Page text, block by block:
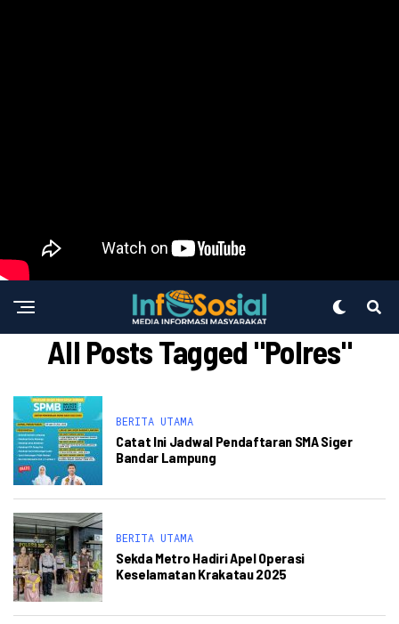
All Posts Tagged "polres"
BERITA UTAMA
Catat Ini Jadwal Pendaftaran SMA Siger
Bandar Lampung
BERITA UTAMA
Sekda Metro Hadiri Apel Operasi
Keselamatan Krakatau 2025